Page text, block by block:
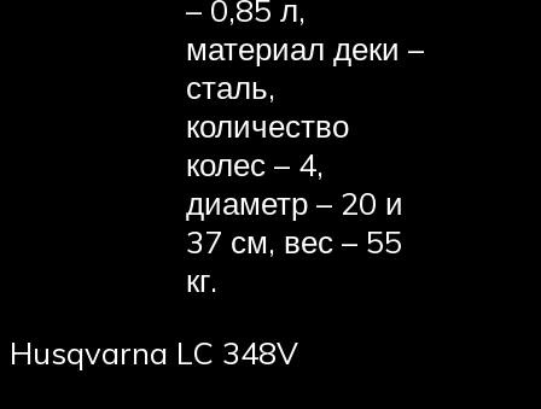
– 0,85 л,
материал деки –
сталь,
количество
колес – 4,
диаметр – 20 и
37 см, вес – 55
кг.
Husqvarna LC 348V